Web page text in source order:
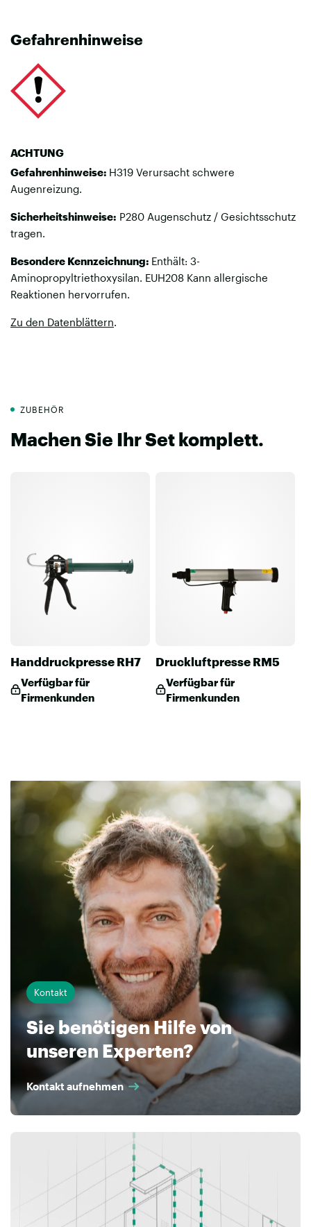
Gefahrenhinweise
ACHTUNG
Gefahrenhinweise: H319 Verursacht schwere
Augenreizung.
Sicherheitshinweise: P280 Augenschutz / Gesichtsschutz
tragen.
Besondere Kennzeichnung: Enthält: 3-
Aminopropyltriethoxysilan. EUH208 Kann allergische
Reaktionen hervorrufen.
Zu den Datenblättern.
ZUBEHÖR
Machen Sie Ihr Set komplett.
Handdruckpresse RH7
Verfügbar für
Firmenkunden
Druckluftpresse RM5
Verfügbar für
Firmenkunden
Kontakt
Sie benötigen Hilfe von
unseren Experten?
Kontakt aufnehmen